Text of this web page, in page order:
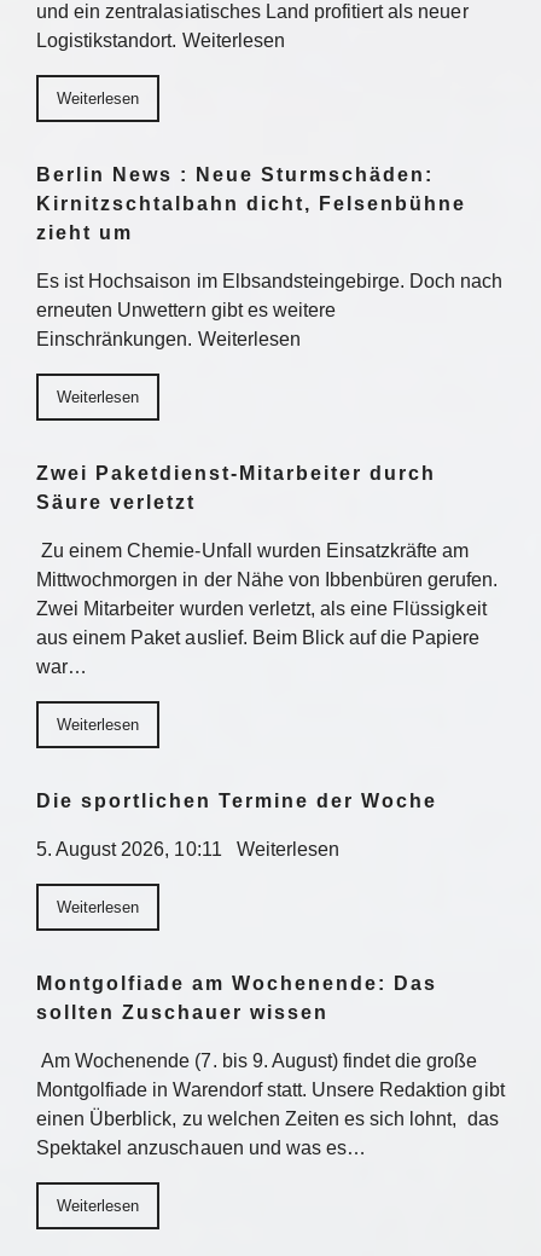
und ein zentralasiatisches Land profitiert als neuer
Logistikstandort. Weiterlesen
Weiterlesen
Berlin News : Neue Sturmschäden:
Kirnitzschtalbahn dicht, Felsenbühne
zieht um
Es ist Hochsaison im Elbsandsteingebirge. Doch nach
erneuten Unwettern gibt es weitere
Einschränkungen. Weiterlesen
Weiterlesen
Zwei Paketdienst-Mitarbeiter durch
Säure verletzt
Zu einem Chemie-Unfall wurden Einsatzkräfte am
Mittwochmorgen in der Nähe von Ibbenbüren gerufen.
Zwei Mitarbeiter wurden verletzt, als eine Flüssigkeit
aus einem Paket auslief. Beim Blick auf die Papiere
war…
Weiterlesen
Die sportlichen Termine der Woche
5. August 2026, 10:11 Weiterlesen
Weiterlesen
Montgolfiade am Wochenende: Das
sollten Zuschauer wissen
Am Wochenende (7. bis 9. August) findet die große
Montgolfiade in Warendorf statt. Unsere Redaktion gibt
einen Überblick, zu welchen Zeiten es sich lohnt, das
Spektakel anzuschauen und was es…
Weiterlesen